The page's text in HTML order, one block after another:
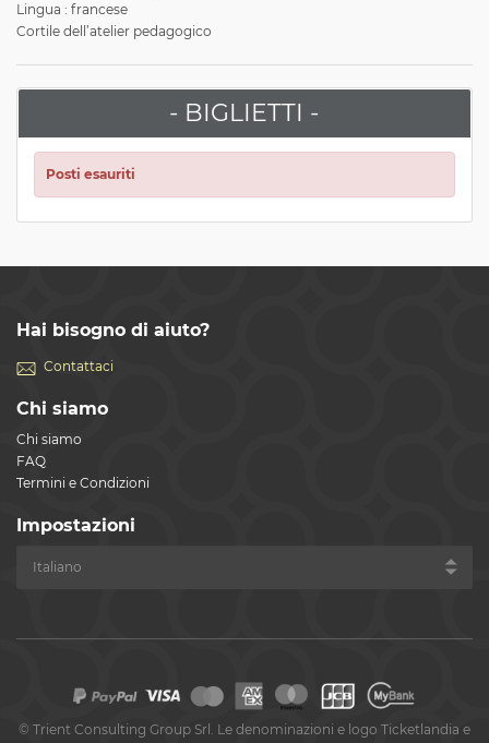
Lingua : francese
Cortile dell’atelier pedagogico
- BIGLIETTI -
Posti esauriti
Hai bisogno di aiuto?
Contattaci
Chi siamo
Chi siamo
FAQ
Termini e Condizioni
Impostazioni
© Trient Consulting Group Srl. Le denominazioni e logo Ticketlandia e